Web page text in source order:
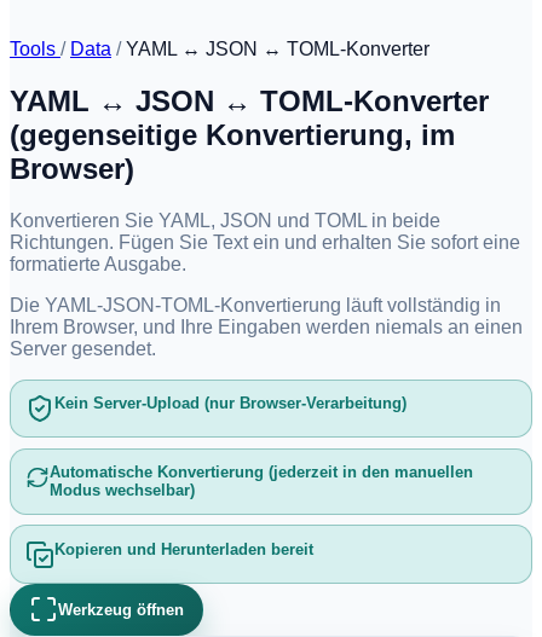
Tools / Data / YAML ↔ JSON ↔ TOML-Konverter
YAML ↔ JSON ↔ TOML-Konverter
(gegenseitige Konvertierung, im
Browser)
Konvertieren Sie YAML, JSON und TOML in beide
Richtungen. Fügen Sie Text ein und erhalten Sie sofort eine
formatierte Ausgabe.
Die YAML-JSON-TOML-Konvertierung läuft vollständig in
Ihrem Browser, und Ihre Eingaben werden niemals an einen
Server gesendet.
Kein Server-Upload (nur Browser-Verarbeitung)
Automatische Konvertierung (jederzeit in den manuellen
Modus wechselbar)
Kopieren und Herunterladen bereit
Werkzeug öffnen